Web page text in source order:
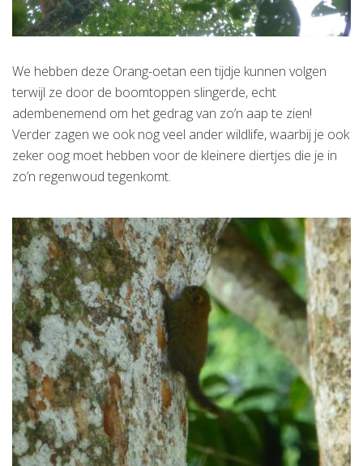
We hebben deze Orang-oetan een tijdje kunnen volgen
terwijl ze door de boomtoppen slingerde, echt
adembenemend om het gedrag van zo’n aap te zien!
Verder zagen we ook nog veel ander wildlife, waarbij je ook
zeker oog moet hebben voor de kleinere diertjes die je in
zo’n regenwoud tegenkomt.